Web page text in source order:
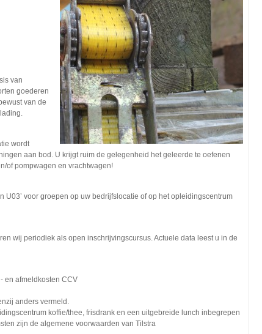
van
goederen
van de
wordt
aan bod. U krijgt ruim de gelegenheid het geleerde te oefenen
of pompwagen en vrachtwagen!
U03’ voor groepen op uw bedrijfslocatie of op het opleidingscentrum
wij periodiek als open inschrijvingscursus. Actuele data leest u in de
en afmeldkosten CCV
anders vermeld.
koffie/thee, frisdrank en een uitgebreide lunch inbegrepen
zijn de algemene voorwaarden van Tilstra